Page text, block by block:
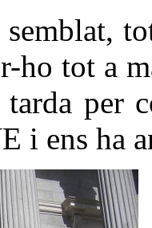
semblat,
ho tot a
per
i ens ha